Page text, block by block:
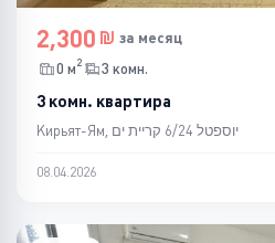
2,300
за месяц
0 м2 3 комн.
3 комн. квартира
Кирьят-Ям, יוספטל 6/24 קריית ים
08.04.2026